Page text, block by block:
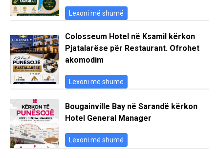
Lexoni më shumë
Colosseum Hotel në Ksamil kërkon
Pjatalarëse për Restaurant. Ofrohet
akomodim
Lexoni më shumë
Bougainville Bay në Sarandë kërkon
Hotel General Manager
Lexoni më shumë